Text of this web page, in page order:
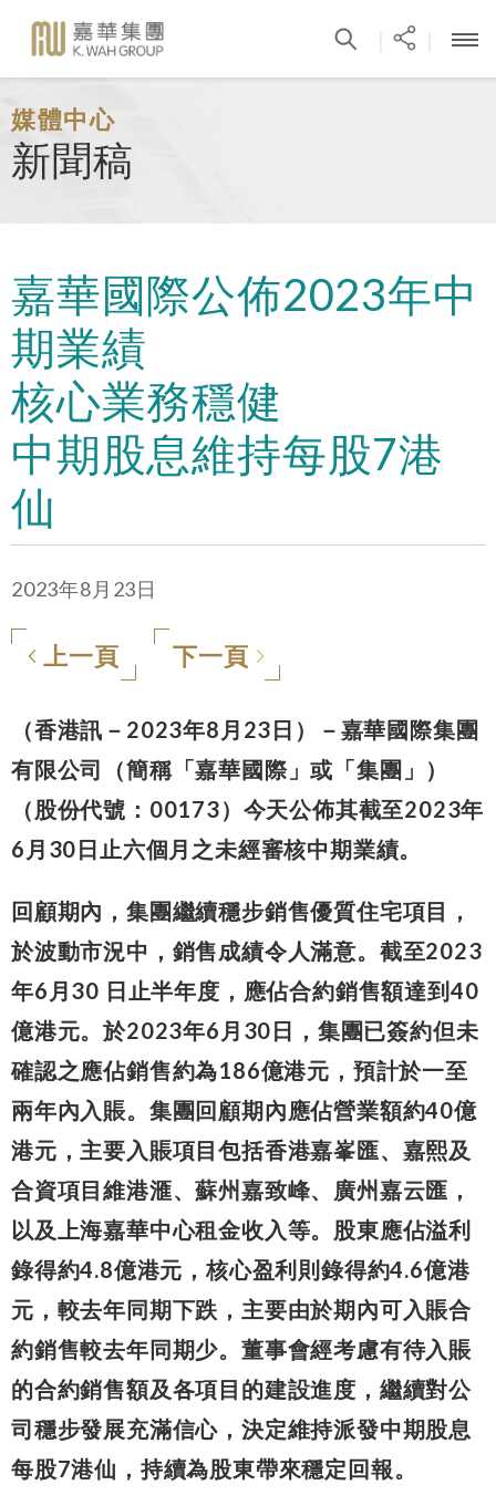
媒體中心
新聞稿
嘉華國際公佈2023年中
期業績
核心業務穩健
中期股息維持每股7港
仙
2023年8月23日
上一頁 下一頁
（香港訊－2023年8月23日）－嘉華國際集團
有限公司（簡稱「嘉華國際」或「集團」）
（股份代號：00173）今天公佈其截至2023年
6月30日止六個月之未經審核中期業績。
回顧期內，集團繼續穩步銷售優質住宅項目，
於波動市況中，銷售成績令人滿意。截至2023
年6月30 日止半年度，應佔合約銷售額達到40
億港元。於2023年6月30日，集團已簽約但未
確認之應佔銷售約為186億港元，預計於一至
兩年內入賬。集團回顧期內應佔營業額約40億
港元，主要入賬項目包括香港嘉峯匯、嘉熙及
合資項目維港滙、蘇州嘉致峰、廣州嘉云匯，
以及上海嘉華中心租金收入等。股東應佔溢利
錄得約4.8億港元，核心盈利則錄得約4.6億港
元，較去年同期下跌，主要由於期內可入賬合
約銷售較去年同期少。董事會經考慮有待入賬
的合約銷售額及各項目的建設進度，繼續對公
司穩步發展充滿信心，決定維持派發中期股息
每股7港仙，持續為股東帶來穩定回報。